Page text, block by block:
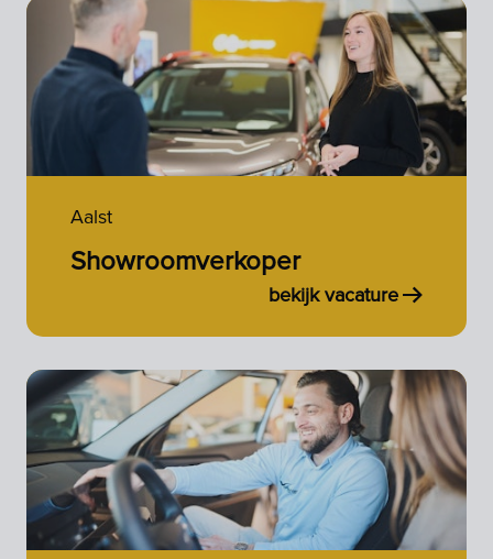
Aalst
Showroomverkoper
bekijk vacature